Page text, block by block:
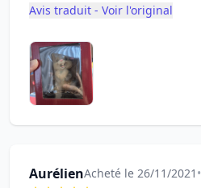
Avis traduit - Voir l'original
AurélienAcheté le 26/11/2021 •